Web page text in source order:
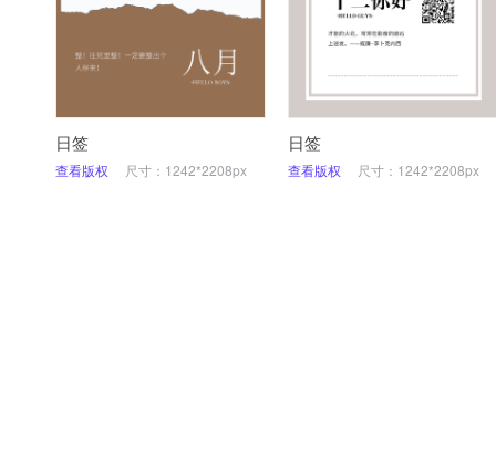
日签
查看版权 尺寸：1242*2208px
日签
查看版权 尺寸：1242*2208px